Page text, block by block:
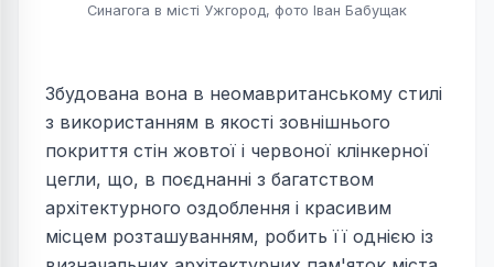
Синагога в місті Ужгород, фото Іван Бабущак
Збудована вона в неомавританському стилі
з використанням в якості зовнішнього
покриття стін жовтої і червоної клінкерної
цегли, що, в поєднанні з багатством
архітектурного оздоблення і красивим
місцем розташуванням, робить її однією із